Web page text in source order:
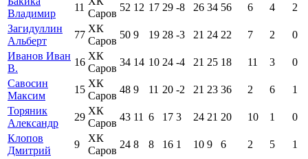
Владимир
11
Саров
52 12 17 29 -8 26 34 56 6 4
2
Загидуллин
Альберт
77
ХК
Саров
50 9 19 28 -3 21 24 22 7 2
0
Иванов Иван
В.
16
ХК
Саров
34 14 10 24 -4 21 25 18 11 3
0
Савосин
Максим
15
ХК
Саров
48 9 11 20 -2 21 23 36 2 6
1
Торяник
Александр
29
ХК
Саров
43 11 6 17 3 24 21 20 10 1
0
Клопов
Дмитрий
9
ХК
Саров
24 8 8 16 1 10 9 6 2 5
1